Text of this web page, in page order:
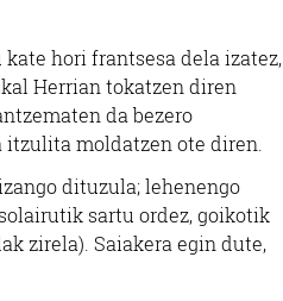
hori frantsesa dela izatez,
Herrian tokatzen diren
da bezero
moldatzen ote diren.
dituzula; lehenengo
sartu ordez, goikotik
zirela). Saiakera egin dute,